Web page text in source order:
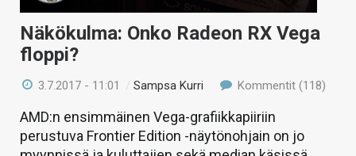
Näkökulma: Onko Radeon RX Vega
floppi?
3.7.2017 - 11:01 /Sampsa Kurri Kommentit (118)
AMD:n ensimmäinen Vega-grafiikkapiiriin
perustuva Frontier Edition -näytönohjain on jo